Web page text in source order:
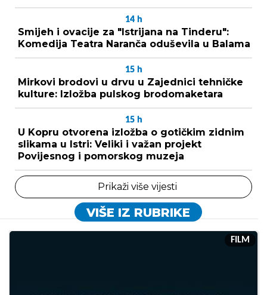
14 h
Smijeh i ovacije za "Istrijana na Tinderu":
Komedija Teatra Naranča oduševila u Balama
15 h
Mirkovi brodovi u drvu u Zajednici tehničke
kulture: Izložba pulskog brodomaketara
15 h
U Kopru otvorena izložba o gotičkim zidnim
slikama u Istri: Veliki i važan projekt
Povijesnog i pomorskog muzeja
Prikaži više vijesti
VIŠE IZ RUBRIKE
FILM